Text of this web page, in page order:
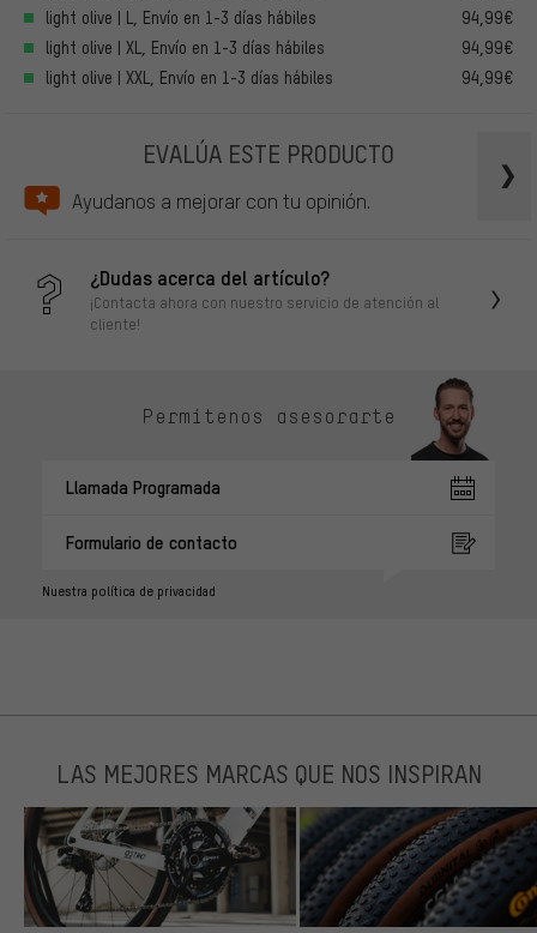
light olive | L, Envío en 1-3 días hábiles
94,99€
light olive | XL, Envío en 1-3 días hábiles
94,99€
light olive | XXL, Envío en 1-3 días hábiles
94,99€
EVALÚA ESTE PRODUCTO
Ayudanos a mejorar con tu opinión.
¿Dudas acerca del artículo?
¡Contacta ahora con nuestro servicio de atención al
cliente!
Permítenos asesorarte
Llamada Programada
Formulario de contacto
Nuestra política de privacidad
LAS MEJORES MARCAS QUE NOS INSPIRAN